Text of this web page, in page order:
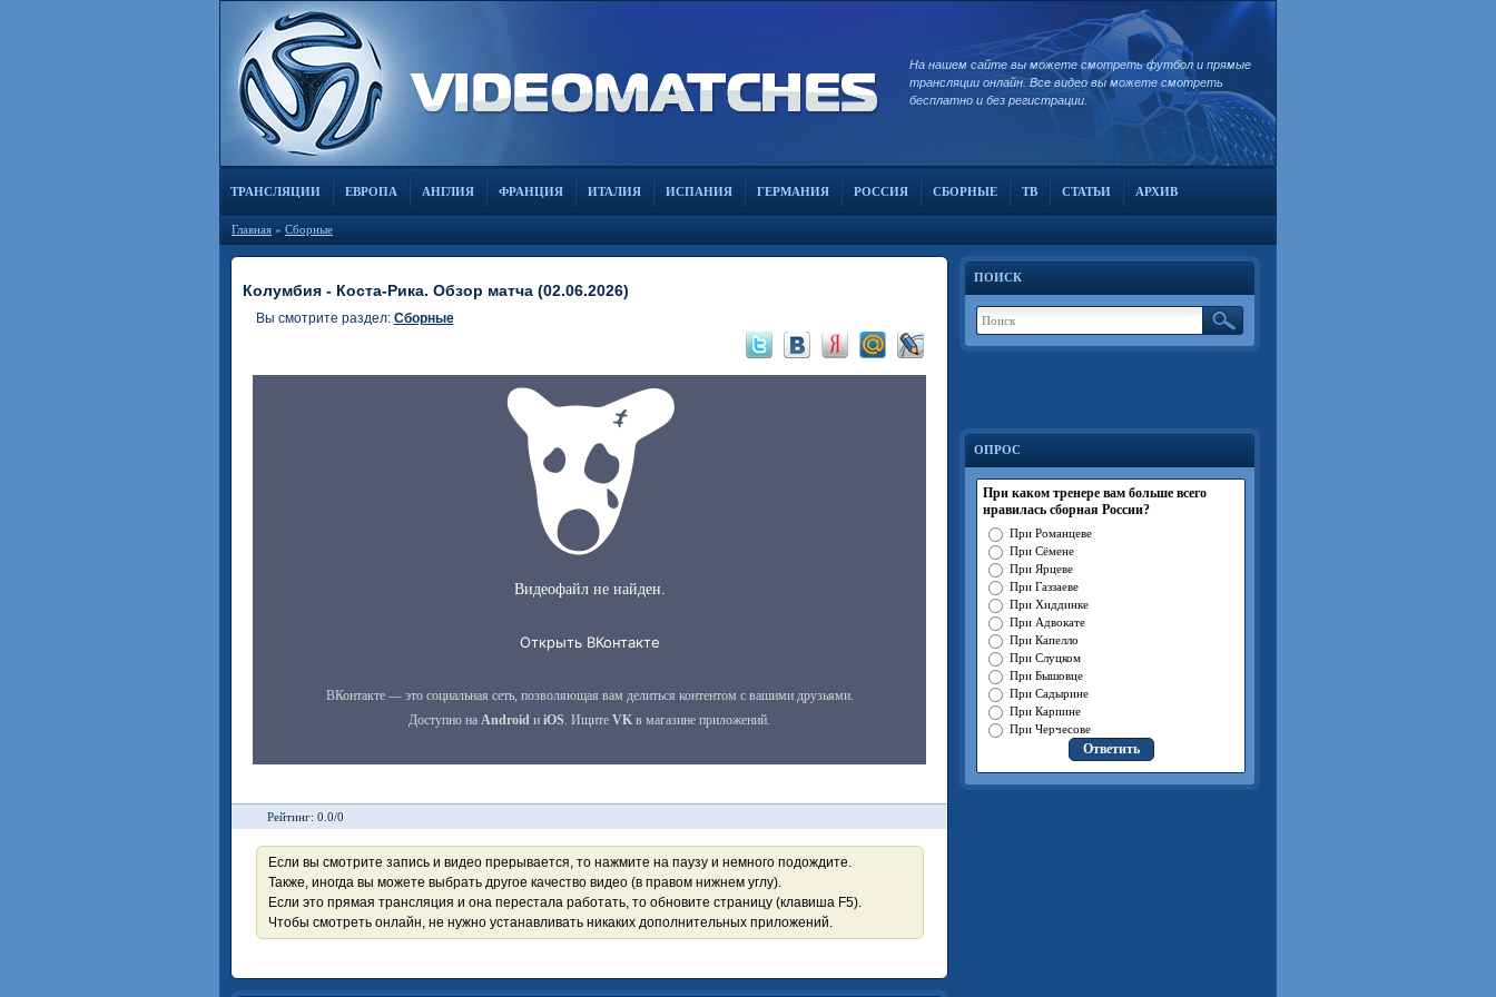
На нашем сайте вы можете смотреть футбол и прямые
трансляции онлайн. Все видео вы можете смотреть
бесплатно и без регистрации.
ТРАНСЛЯЦИИ ЕВРОПА АНГЛИЯ ФРАНЦИЯ ИТАЛИЯ ИСПАНИЯ ГЕРМАНИЯ РОССИЯ СБОРНЫЕ ТВ СТАТЬИ АРХИВ
Главная » Сборные
Колумбия - Коста-Рика. Обзор матча (02.06.2026)
Вы смотрите раздел: Сборные
Рейтинг: 0.0/0
Если вы смотрите запись и видео прерывается, то нажмите на паузу и немного подождите.
Также, иногда вы можете выбрать другое качество видео (в правом нижнем углу).
Если это прямая трансляция и она перестала работать, то обновите страницу (клавиша F5).
Чтобы смотреть онлайн, не нужно устанавливать никаких дополнительных приложений.
ПОИСК
ОПРОС
При каком тренере вам больше всего
нравилась сборная России?
При Романцеве
При Сёмене
При Ярцеве
При Газзаеве
При Хиддинке
При Адвокате
При Капелло
При Слуцком
При Бышовце
При Садырине
При Карпине
При Черчесове